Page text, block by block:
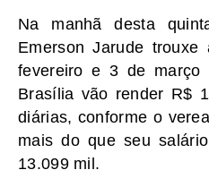
Na manhã desta
Emerson Jarude
fevereiro e 3 de
Brasília vão render R$
diárias, conforme o
mais do que seu
13.099 mil.